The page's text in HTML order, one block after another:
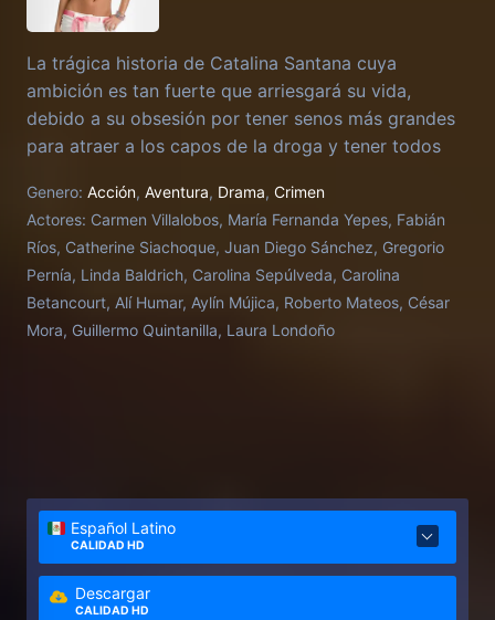
La trágica historia de Catalina Santana cuya
ambición es tan fuerte que arriesgará su vida,
debido a su obsesión por tener senos más grandes
para atraer a los capos de la droga y tener todos
Genero: Acción, Aventura, Drama, Crimen
Actores: Carmen Villalobos, María Fernanda Yepes, Fabián
Ríos, Catherine Siachoque, Juan Diego Sánchez, Gregorio
Pernía, Linda Baldrich, Carolina Sepúlveda, Carolina
Betancourt, Alí Humar, Aylín Mújica, Roberto Mateos, César
Mora, Guillermo Quintanilla, Laura Londoño
Español Latino
CALIDAD HD
Descargar
CALIDAD HD